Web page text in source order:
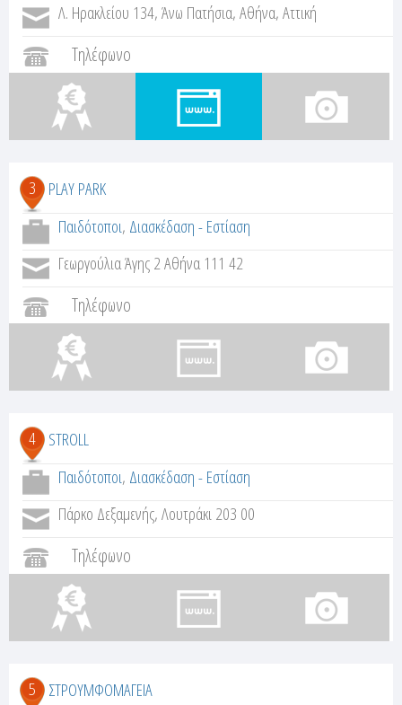
Λ. Ηρακλείου 134, Άνω Πατήσια, Αθήνα, Αττική
Τηλέφωνο
3
PLAY PARK
Παιδότοποι, Διασκέδαση - Εστίαση
Γεωργούλια Άγης 2 Αθήνα 111 42
Τηλέφωνο
4 STROLL
Παιδότοποι, Διασκέδαση - Εστίαση
Πάρκο Δεξαμενής, Λουτράκι 203 00
Τηλέφωνο
5 ΣΤΡΟΥΜΦΟΜΑΓΕΙΑ